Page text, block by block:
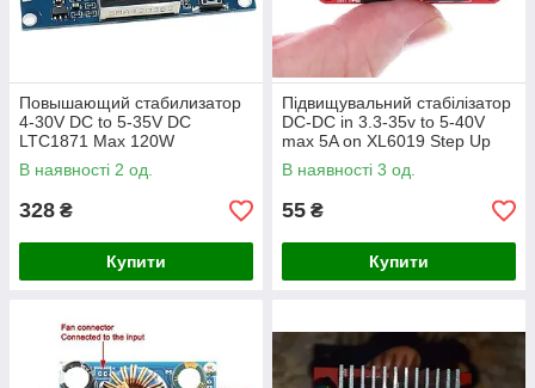
Повышающий стабилизатор
4-30V DC to 5-35V DC
LTC1871 Max 120W
преобразователь с
вольтметром
В наявності 2 од.
328 ₴
Купити
Підвищувальний стабілізатор
DC-DC in 3.3-35v to 5-40V
max 5A on XL6019 Step Up
В наявності 3 од.
55 ₴
Купити